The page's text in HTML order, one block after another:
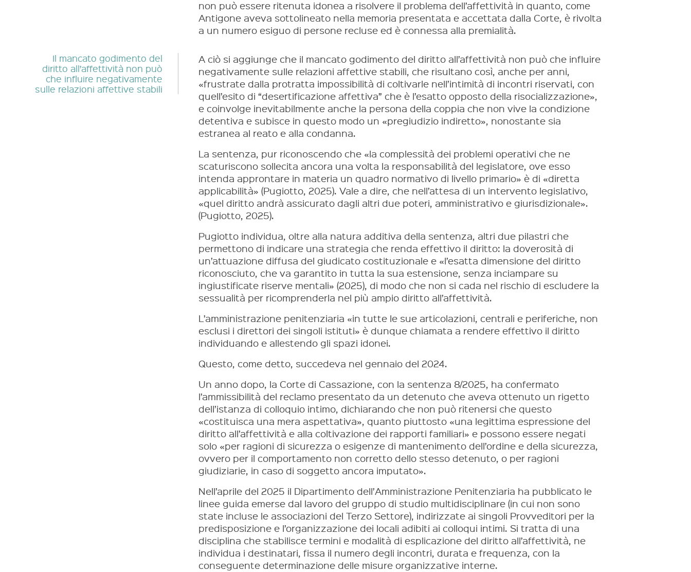
non può essere ritenuta idonea a risolvere il problema dell’affettività in quanto, come
Antigone aveva sottolineato nella memoria presentata e accettata dalla Corte, è rivolta
a un numero esiguo di persone recluse ed è connessa alla premialità.
Il mancato godimento del
diritto all’affettività non può
che influire negativamente
sulle relazioni affettive stabili
A ciò si aggiunge che il mancato godimento del diritto all’affettività non può che influire
negativamente sulle relazioni affettive stabili, che risultano così, anche per anni,
«frustrate dalla protratta impossibilità di coltivarle nell’intimità di incontri riservati, con
quell’esito di “desertificazione affettiva” che è l’esatto opposto della risocializzazione»,
e coinvolge inevitabilmente anche la persona della coppia che non vive la condizione
detentiva e subisce in questo modo un «pregiudizio indiretto», nonostante sia
estranea al reato e alla condanna.
La sentenza, pur riconoscendo che «la complessità dei problemi operativi che ne
scaturiscono sollecita ancora una volta la responsabilità del legislatore, ove esso
intenda approntare in materia un quadro normativo di livello primario» è di «diretta
applicabilità» (Pugiotto, 2025). Vale a dire, che nell’attesa di un intervento legislativo,
«quel diritto andrà assicurato dagli altri due poteri, amministrativo e giurisdizionale».
(Pugiotto, 2025).
Pugiotto individua, oltre alla natura additiva della sentenza, altri due pilastri che
permettono di indicare una strategia che renda effettivo il diritto: la doverosità di
un’attuazione diffusa del giudicato costituzionale e «l’esatta dimensione del diritto
riconosciuto, che va garantito in tutta la sua estensione, senza inciampare su
ingiustificate riserve mentali» (2025), di modo che non si cada nel rischio di escludere la
sessualità per ricomprenderla nel più ampio diritto all’affettività.
L’amministrazione penitenziaria «in tutte le sue articolazioni, centrali e periferiche, non
esclusi i direttori dei singoli istituti» è dunque chiamata a rendere effettivo il diritto
individuando e allestendo gli spazi idonei.
Questo, come detto, succedeva nel gennaio del 2024.
Un anno dopo, la Corte di Cassazione, con la sentenza 8/2025, ha confermato
l’ammissibilità del reclamo presentato da un detenuto che aveva ottenuto un rigetto
dell’istanza di colloquio intimo, dichiarando che non può ritenersi che questo
«costituisca una mera aspettativa», quanto piuttosto «una legittima espressione del
diritto all’affettività e alla coltivazione dei rapporti familiari» e possono essere negati
solo «per ragioni di sicurezza o esigenze di mantenimento dell’ordine e della sicurezza,
ovvero per il comportamento non corretto dello stesso detenuto, o per ragioni
giudiziarie, in caso di soggetto ancora imputato».
Nell’aprile del 2025 il Dipartimento dell’Amministrazione Penitenziaria ha pubblicato le
linee guida emerse dal lavoro del gruppo di studio multidisciplinare (in cui non sono
state incluse le associazioni del Terzo Settore), indirizzate ai singoli Provveditori per la
predisposizione e l’organizzazione dei locali adibiti ai colloqui intimi. Si tratta di una
disciplina che stabilisce termini e modalità di esplicazione del diritto all’affettività, ne
individua i destinatari, fissa il numero degli incontri, durata e frequenza, con la
conseguente determinazione delle misure organizzative interne.